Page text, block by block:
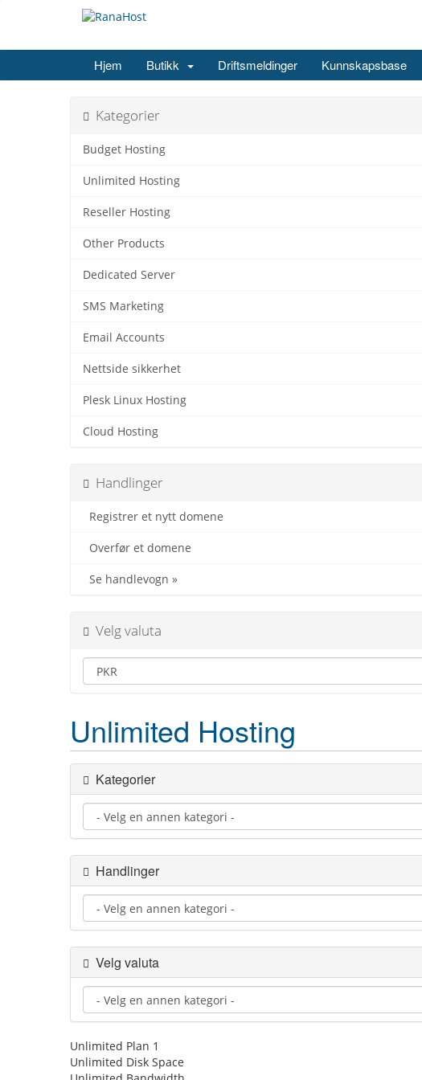
Hjem Butikk Driftsmeldinger Kunnskapsbase
Kategorier
Budget Hosting
Unlimited Hosting
Reseller Hosting
Other Products
Dedicated Server
SMS Marketing
Email Accounts
Nettside sikkerhet
Plesk Linux Hosting
Cloud Hosting
Handlinger
Registrer et nytt domene
Overfør et domene
Se handlevogn »
Velg valuta
Unlimited Hosting
Kategorier
Handlinger
Velg valuta
Unlimited Plan 1
Unlimited Disk Space